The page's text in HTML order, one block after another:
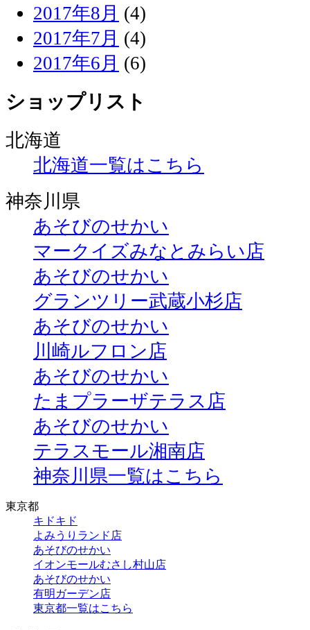
2017年8月 (4)
2017年7月 (4)
2017年6月 (6)
ショップリスト
北海道
北海道一覧はこちら
神奈川県
あそびのせかい
マークイズみなとみらい店
あそびのせかい
グランツリー武蔵小杉店
あそびのせかい
川崎ルフロン店
あそびのせかい
たまプラーザテラス店
あそびのせかい
テラスモール湘南店
神奈川県一覧はこちら
東京都
キドキド
よみうりランド店
あそびのせかい
イオンモールむさし村山店
あそびのせかい
有明ガーデン店
東京都一覧はこちら